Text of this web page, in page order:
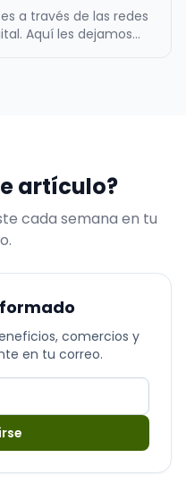
a través de las redes
Aquí les dejamos
artículo?
cada semana en tu
comercios y
en tu correo.